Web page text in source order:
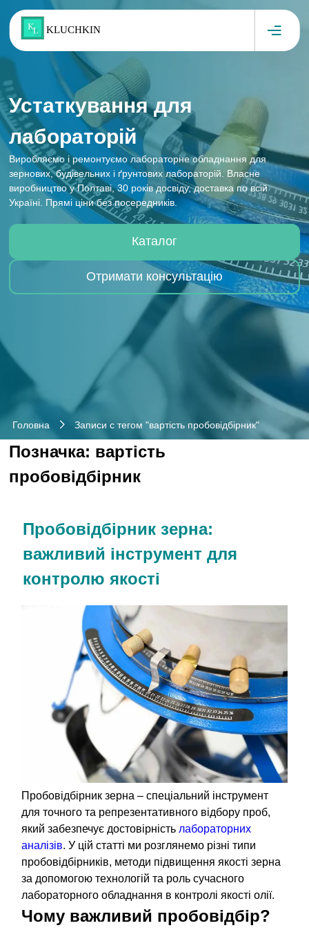
Skip to content
KLUCHKIN
Устаткування для
лабораторій
Виробляємо і ремонтуємо лабораторне обладнання для
зернових, будівельних і ґрунтових лабораторій. Власне
виробництво у Полтаві, 30 років досвіду, доставка по всій
Україні. Прямі ціни без посередників.
Каталог
Отримати консультацію
Головна Записи с тегом "вартість пробовідбірник"
Позначка: вартість
пробовідбірник
Пробовідбірник зерна:
важливий інструмент для
контролю якості
Пробовідбірник зерна – спеціальний інструмент
для точного та репрезентативного відбору проб,
який забезпечує достовірність лабораторних
аналізів. У цій статті ми розглянемо різні типи
пробовідбірників, методи підвищення якості зерна
за допомогою технологій та роль сучасного
лабораторного обладнання в контролі якості олії.
Чому важливий пробовідбір?